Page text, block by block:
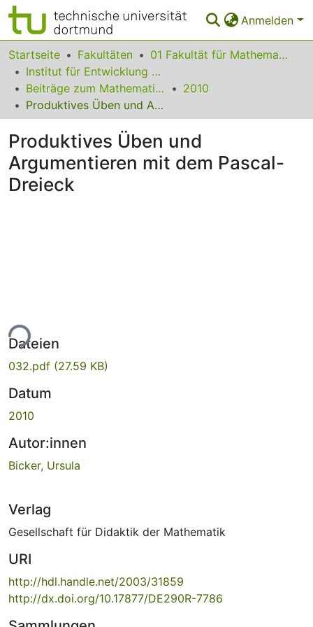
Anmelden
Bereiche & Sammlungen
Das gesamte Repositorium
Statistiken
FAQ
Leitlinien
Zurück zur Startseite
Startseite Fakultäten
01 Fakultät für Mathematik
Institut für Entwicklung und Erforschung des Mathematikunterrichts
Beiträge zum Mathematikunterricht
2010
Produktives Üben und Argumentieren mit dem Pascal-Dreieck
Produktives Üben und
Argumentieren mit dem Pascal-
Dreieck
Dateien
032.pdf (27.59 KB)
Datum
2010
Autor:innen
Bicker, Ursula
Verlag
Gesellschaft für Didaktik der Mathematik
URI
http://hdl.handle.net/2003/31859
http://dx.doi.org/10.17877/DE290R-7786